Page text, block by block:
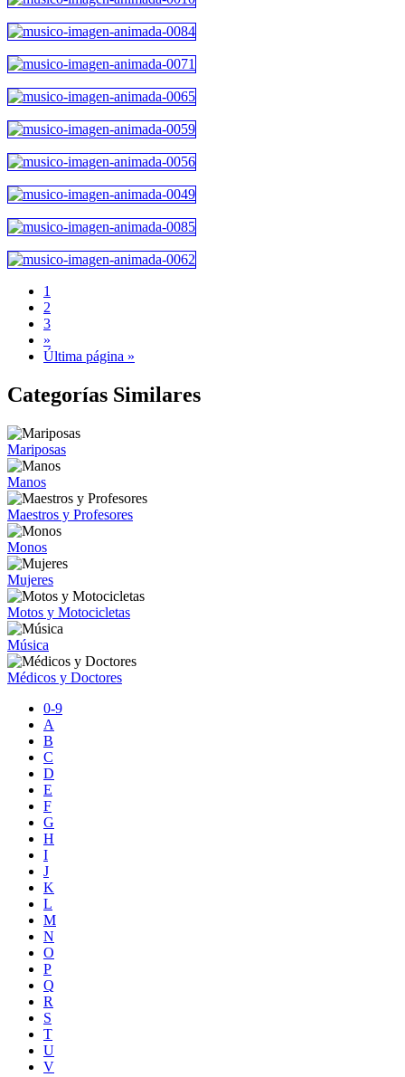
1
2
3
»
Última página »
Categorías Similares
Mariposas
Manos
Maestros y Profesores
Monos
Mujeres
Motos y Motocicletas
Música
Médicos y Doctores
0-9
A
B
C
D
E
F
G
H
I
J
K
L
M
N
O
P
Q
R
S
T
U
V